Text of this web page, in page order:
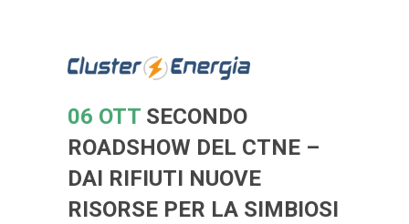
06 OTT SECONDO
ROADSHOW DEL CTNE –
DAI RIFIUTI NUOVE
RISORSE PER LA SIMBIOSI